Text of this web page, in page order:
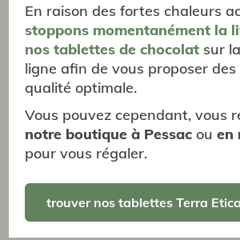
Éthiopie Moka Guji
En raison des fortes chaleurs
stoppons momentanément la
nos tablettes de chocolat sur
ligne afin de vous proposer
qualité optimale.
Vous pouvez cependant, vous
notre boutique à Pessac ouen
pour vous régaler.
trouver nos tablettes Terra Etica